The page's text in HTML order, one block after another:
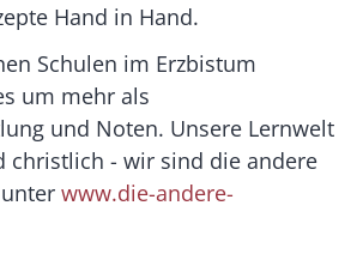
Hand in Hand.
Schulen im Erzbistum
um mehr als
und Noten. Unsere Lernwelt
christlich - wir sind die andere
www.die-andere-